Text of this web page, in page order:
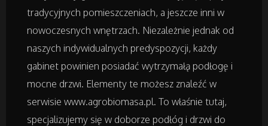
Nieruchomości, Działki
Domy, Mieszkania
Badania
Placówki Edukacyjne
tradycyjnych pomieszczeniach, a jeszcze inni w
nowoczesnych wnętrzach. Niezależnie jednak od
naszych indywidualnych predyspozycji, każdy
gabinet powinien posiadać wytrzymałą podłogę i
mocne drzwi. Elementy te możesz znaleźć w
serwisie www.agrobiomasa.pl. To właśnie tutaj,
specjalizujemy się w doborze podłóg i drzwi do